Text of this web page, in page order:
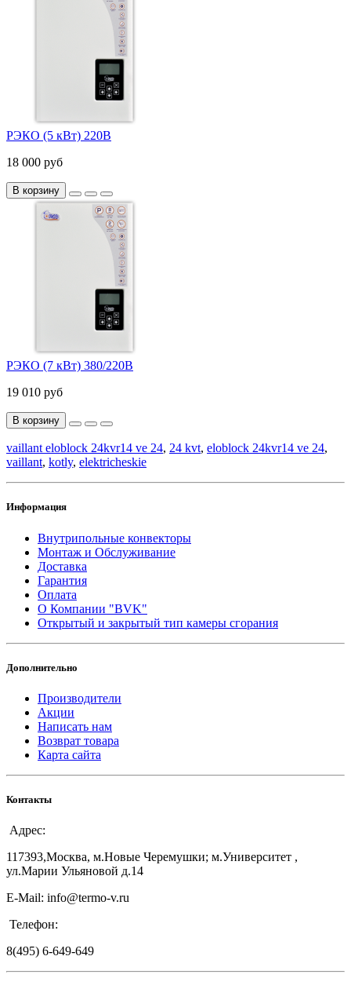
РЭКО (5 кВт) 220В
18 000 руб
В корзину
РЭКО (7 кВт) 380/220В
19 010 руб
В корзину
vaillant eloblock 24kvr14 ve 24, 24 kvt, eloblock 24kvr14 ve 24,
vaillant, kotly, elektricheskie
Информация
Внутрипольные конвекторы
Монтаж и Обслуживание
Доставка
Гарантия
Оплата
О Компании "BVK"
Открытый и закрытый тип камеры сгорания
Дополнительно
Производители
Акции
Написать нам
Возврат товара
Карта сайта
Контакты
Адрес:
117393,Москва, м.Новые Черемушки; м.Университет ,
ул.Марии Ульяновой д.14
E-Mail: info@termo-v.ru
Телефон:
8(495) 6-649-649